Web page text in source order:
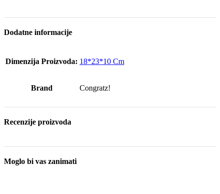
Dodatne informacije
Dimenzija Proizvoda: 18*23*10 Cm
Brand Congratz!
Recenzije proizvoda
Moglo bi vas zanimati